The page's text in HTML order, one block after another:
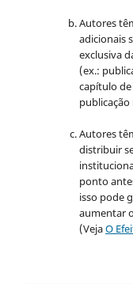
Autores
adicionais
exclusiva
(ex.:
capítulo
publicação
Autores
distribuir
ponto
isso pode
aumentar
(VejaO